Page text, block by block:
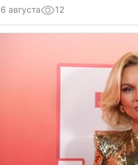
6 августа 12